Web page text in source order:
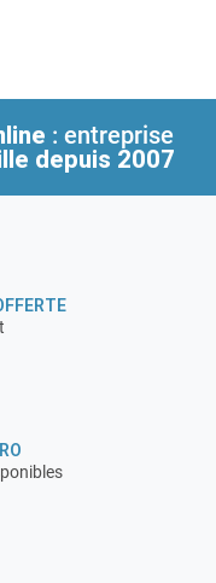
: entreprise
depuis 2007